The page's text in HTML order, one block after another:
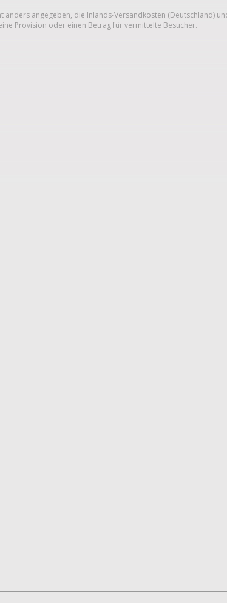
angegeben, die Inlands-Versandkosten (Deutschland)
Provision oder einen Betrag für vermittelte Besucher.